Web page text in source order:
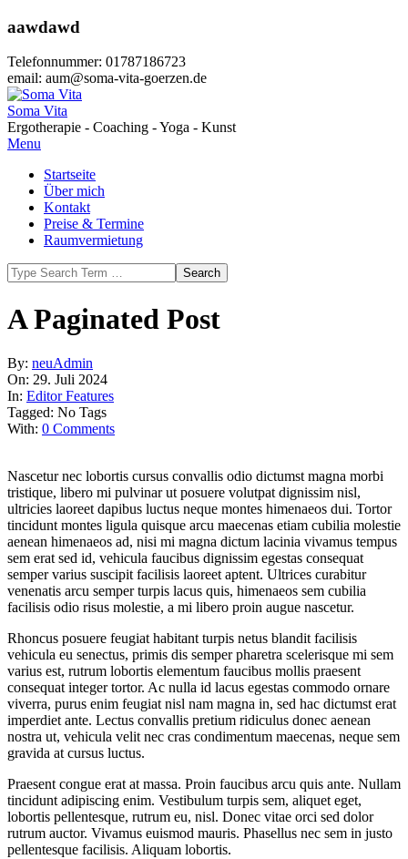
Skip
content
aawdawd
Telefonnummer: 01787186723
email: aum@soma-vita-goerzen.de
Soma Vita
Ergotherapie - Coaching - Yoga - Kunst
Primary
Menu
Menu
Startseite
Über mich
Kontakt
Preise & Termine
Raumvermietung
Search
A Paginated Post
By: neuAdmin
On: 29. Juli 2024
In: Editor Features
Tagged: No Tags
With: 0 Comments
Nascetur nec lobortis cursus convallis odio dictumst magna morbi
tristique, libero mi pulvinar ut posuere volutpat dignissim nisl,
ultricies laoreet dapibus luctus neque montes himenaeos dui. Tortor
tincidunt montes ligula quisque arcu maecenas etiam cubilia molestie
aenean himenaeos ad, nisi mi magna dictum lacinia vivamus tempus
sem erat sed id, vehicula faucibus dignissim egestas consequat
semper varius suscipit facilisis laoreet aptent. Ultrices curabitur
venenatis arcu semper turpis lacus quis, himenaeos sem cubilia
facilisis odio risus molestie, a mi libero proin augue nascetur.
Rhoncus posuere feugiat habitant turpis netus blandit facilisis
vehicula eu senectus, primis dis semper pharetra scelerisque mi sem
varius est, rutrum lobortis elementum faucibus mollis praesent
consequat integer tortor. Ac nulla id lacus egestas commodo ornare
viverra, purus enim feugiat nisl nam magna in, sed hac dictumst erat
imperdiet ante. Lectus convallis pretium ridiculus donec aenean
nostra ut, vehicula velit nec cras condimentum maecenas, neque sem
gravida at cursus luctus.
Praesent congue erat at massa. Proin faucibus arcu quis ante. Nullam
tincidunt adipiscing enim. Vestibulum turpis sem, aliquet eget,
lobortis pellentesque, rutrum eu, nisl. Donec vitae orci sed dolor
rutrum auctor. Vivamus euismod mauris. Phasellus nec sem in justo
pellentesque facilisis. Aliquam lobortis.